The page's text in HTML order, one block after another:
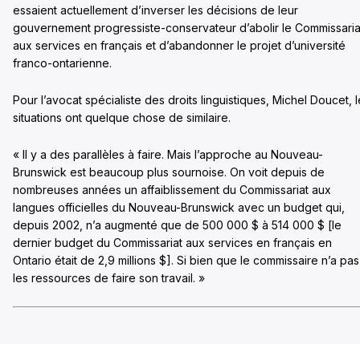
essaient actuellement d’inverser les décisions de leur
gouvernement progressiste-conservateur d’abolir le
aux services en français et d’abandonner le projet d’université
franco-ontarienne.
Pour l’avocat spécialiste des droits linguistiques, Michel Doucet,
situations ont quelque chose de similaire.
« Il y a des parallèles à faire. Mais l’approche au Nouveau-
Brunswick est beaucoup plus sournoise. On voit depuis de
nombreuses années un affaiblissement du Commissariat aux
langues officielles du Nouveau-Brunswick avec un budget qui,
depuis 2002, n’a augmenté que de 500 000 $ à 514 000 $ [le
dernier budget du Commissariat aux services en français en
Ontario était de 2,9 millions $]. Si bien que le commissaire n’a pas
les ressources de faire son travail. »